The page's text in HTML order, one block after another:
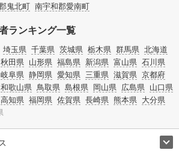
鬼北町 南宇和郡愛南町
ランキング一覧
埼玉県 千葉県 茨城県 栃木県 群馬県 北海道
秋田県 山形県 福島県 新潟県 富山県 石川県
岐阜県 静岡県 愛知県 三重県 滋賀県 京都府
和歌山県 鳥取県 島根県 岡山県 広島県 山口県
高知県 福岡県 佐賀県 長崎県 熊本県 大分県